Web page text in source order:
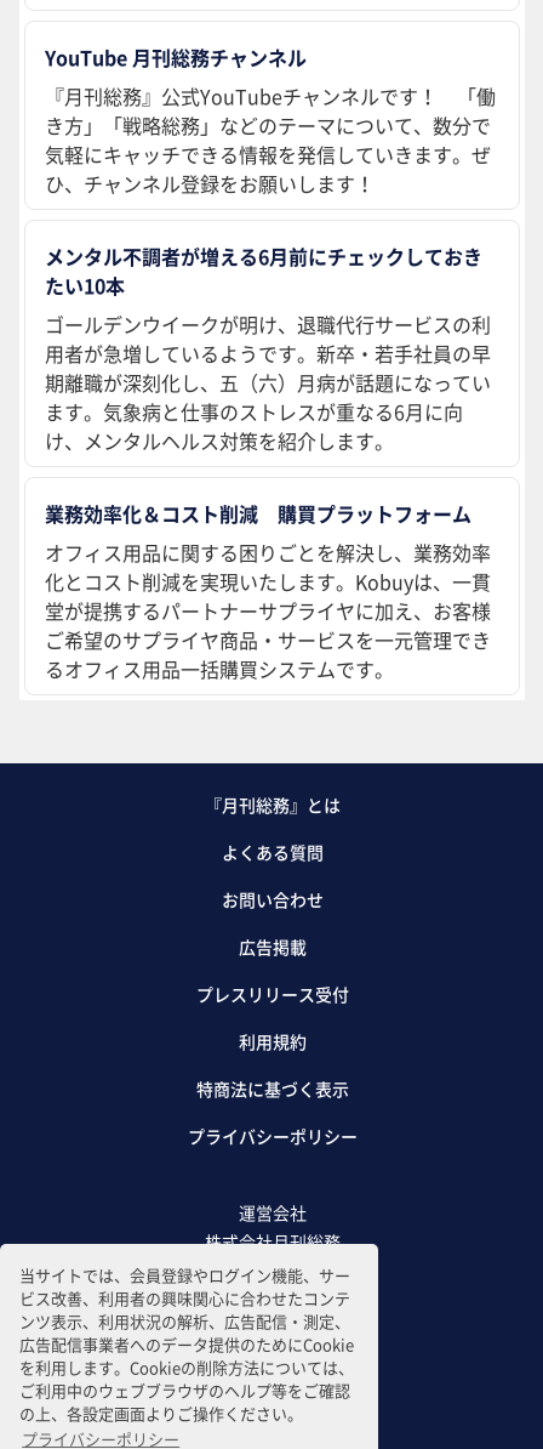
当サイトでは、会員登録やログイン機能、サー
ビス改善、利用者の興味関心に合わせたコンテ
ンツ表示、利用状況の解析、広告配信・測定、
広告配信事業者へのデータ提供のためにCookie
を利用します。Cookieの削除方法については、
ご利用中のウェブブラウザのヘルプ等をご確認
の上、各設定画面よりご操作ください。
プライバシーポリシー
YouTube 月刊総務チャンネル
『月刊総務』公式YouTubeチャンネルです！ 「働
き方」「戦略総務」などのテーマについて、数分で
気軽にキャッチできる情報を発信していきます。ぜ
ひ、チャンネル登録をお願いします！
メンタル不調者が増える6月前にチェックしておき
たい10本
ゴールデンウイークが明け、退職代行サービスの利
用者が急増しているようです。新卒・若手社員の早
期離職が深刻化し、五（六）月病が話題になってい
ます。気象病と仕事のストレスが重なる6月に向
け、メンタルヘルス対策を紹介します。
業務効率化＆コスト削減 購買プラットフォーム
オフィス用品に関する困りごとを解決し、業務効率
化とコスト削減を実現いたします。Kobuyは、一貫
堂が提携するパートナーサプライヤに加え、お客様
ご希望のサプライヤ商品・サービスを一元管理でき
るオフィス用品一括購買システムです。
『月刊総務』とは
よくある質問
お問い合わせ
広告掲載
プレスリリース受付
利用規約
特商法に基づく表示
プライバシーポリシー
運営会社
株式会社月刊総務